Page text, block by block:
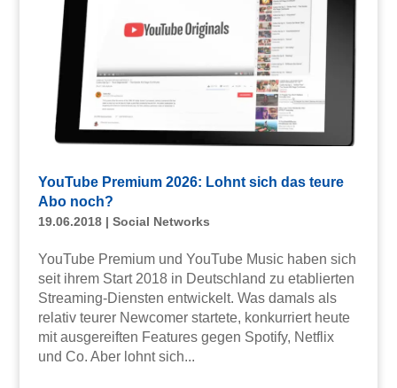
YouTube Premium 2026: Lohnt sich das teure
Abo noch?
19.06.2018| Social Networks
YouTube Premium und YouTube Music haben sich
seit ihrem Start 2018 in Deutschland zu etablierten
Streaming-Diensten entwickelt. Was damals als
relativ teurer Newcomer startete, konkurriert heute
mit ausgereiften Features gegen Spotify, Netflix
und Co. Aber lohnt sich...